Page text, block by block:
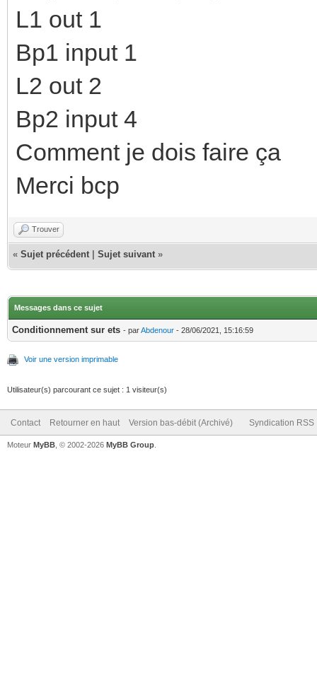
L1 out 1
Bp1 input 1
L2 out 2
Bp2 input 4
Comment je dois faire ça
Merci bcp
Trouver
« Sujet précédent Sujet suivant »
Messages dans ce sujet
Conditionnement sur ets - parAbdenour - 28/06/2021, 15:16:59
Voir une version imprimable
Utilisateur(s) parcourant ce sujet : 1 visiteur(s)
Contact Retourner en haut Version bas-débit (Archivé) Syndication RSS
Moteur MyBB , © 2002-2026 MyBB Group